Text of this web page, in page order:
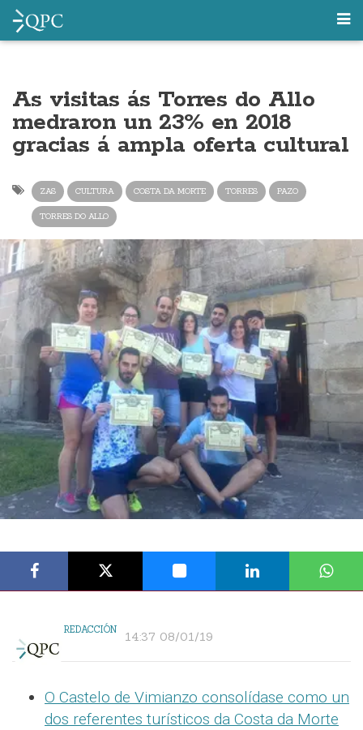
As visitas ás Torres do Allo
medraron un 23% en 2018
gracias á ampla oferta cultural
ZAS CULTURA COSTA DA MORTE TORRES PAZO
TORRES DO ALLO
REDACCIÓN 14:37 08/01/19
O Castelo de Vimianzo consolídase como un
dos referentes turísticos da Costa da Morte